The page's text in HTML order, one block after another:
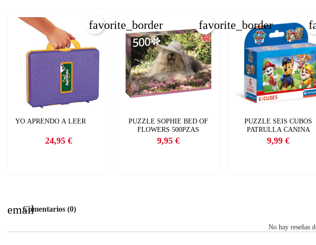
YO APRENDO A LEER
Precio
24,95 €
favorite_border
PUZZLE SOPHIE BED OF
FLOWERS 500PZAS
Precio
9,95 €
favorite_border
PUZZLE SEIS CUBOS
PATRULLA CANINA
Precio
9,99 €
emailComentarios (0)
No hay reseñas